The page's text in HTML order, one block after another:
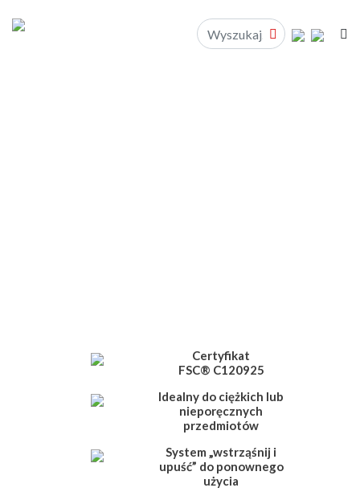
Certyfikat
FSC® C120925
Idealny do ciężkich lub
nieporęcznych
przedmiotów
System „wstrząśnij i
upuść” do ponownego
użycia